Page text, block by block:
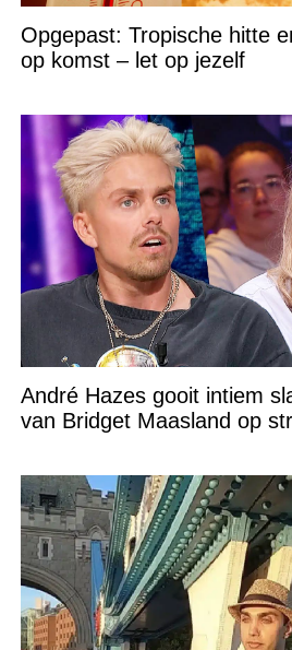
Opgepast: Tropische hitte
op komst – let op jezelf
André Hazes gooit intiem
van Bridget Maasland op